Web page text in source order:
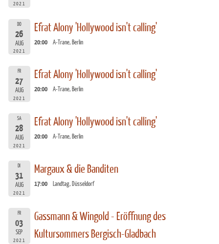
2021
DO
26
AUG
2021
Efrat Alony 'Hollywood isn't calling'
20:00 A-Trane, Berlin
FR
27
AUG
2021
Efrat Alony 'Hollywood isn't calling'
20:00 A-Trane, Berlin
SA
28
AUG
2021
Efrat Alony 'Hollywood isn't calling'
20:00 A-Trane, Berlin
DI
31
AUG
2021
Margaux & die Banditen
17:00 Landtag, Düsseldorf
FR
03
SEP
2021
Gassmann & Wingold - Eröffnung des
Kultursommers Bergisch-Gladbach